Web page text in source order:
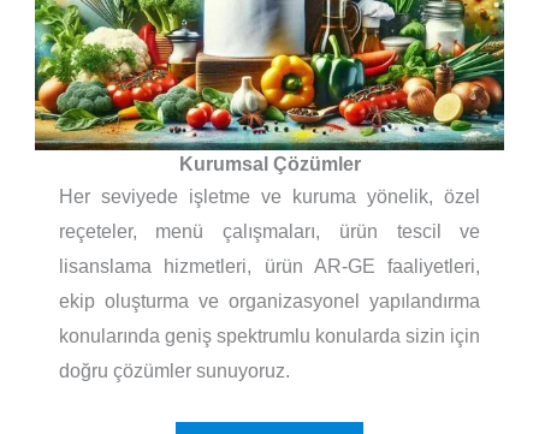
Kurumsal Çözümler
Her seviyede işletme ve kuruma yönelik, özel
reçeteler, menü çalışmaları, ürün tescil ve
lisanslama hizmetleri, ürün AR-GE faaliyetleri,
ekip oluşturma ve organizasyonel yapılandırma
konularında geniş spektrumlu konularda sizin için
doğru çözümler sunuyoruz.